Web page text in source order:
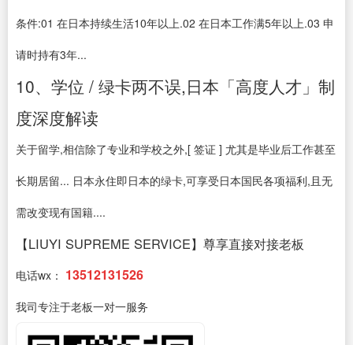
条件:01 在日本持续生活10年以上.02 在日本工作满5年以上.03 申
请时持有3年...
10、学位 / 绿卡两不误,日本「高度人才」制
度深度解读
关于留学,相信除了专业和学校之外,[ 签证 ] 尤其是毕业后工作甚至
长期居留... 日本永住即日本的绿卡,可享受日本国民各项福利,且无
需改变现有国籍....
【LIUYI SUPREME SERVICE】尊享直接对接老板
电话wx： 13512131526
我司专注于老板一对一服务